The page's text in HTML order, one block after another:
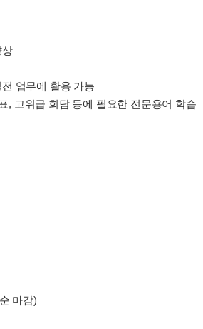
업무에 활용 가능
위급 회담 등에 필요한 전문용어 학습
마감)